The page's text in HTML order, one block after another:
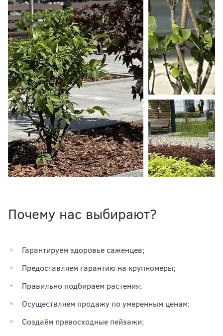
Почему нас выбирают?
Гарантируем здоровье саженцев;
Предоставляем гарантию на крупномеры;
Правильно подбираем растения;
Осуществляем продажу по умеренным ценам;
Создаём превосходные пейзажи;